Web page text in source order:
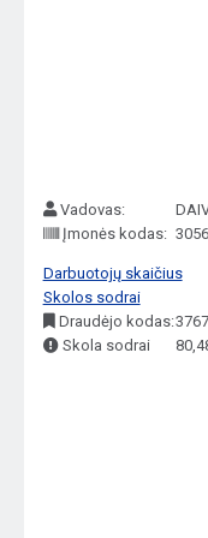
Vadovas:
Įmonės kodas:
Darbuotojų skaičius
Skolos sodrai
Draudėjo kodas:
Skola sodrai